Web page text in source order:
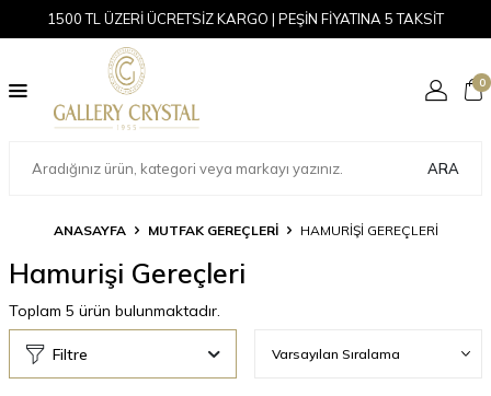
1500 TL ÜZERİ ÜCRETSİZ KARGO | PEŞİN FİYATINA 5 TAKSİT
ARA
0
ANASAYFA MUTFAK GEREÇLERİ HAMURIŞI GEREÇLERI
Hamurişi Gereçleri
Toplam 5 ürün bulunmaktadır.
Filtre